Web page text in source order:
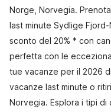
Norge, Norvegia.
last minute Sydlige
sconto del 20% * con
perfetta con le
tue vacanze per il 2026
vacanze last minute o
Norvegia. Esplora i tipi